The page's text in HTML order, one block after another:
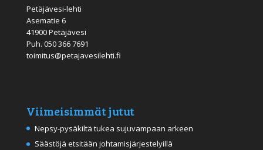
Petäjävesi-lehti
Asematie 6
41900 Petäjävesi
Puh. 050 366 7691
toimitus@petajavesilehti.fi
Viimeisimmät jutut
Nepsy-pysäkiltä tukea sujuvampaan arkeen
Säästöjä etsitään johtamisjärjestelyillä